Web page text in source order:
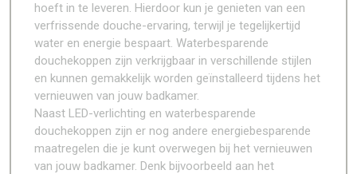
hoeft in te leveren. Hierdoor kun je genieten van een
verfrissende douche-ervaring, terwijl je tegelijkertijd
water en energie bespaart. Waterbesparende
douchekoppen zijn verkrijgbaar in verschillende stijlen
en kunnen gemakkelijk worden geïnstalleerd tijdens het
vernieuwen van jouw badkamer.
Naast LED-verlichting en waterbesparende
douchekoppen zijn er nog andere energiebesparende
maatregelen die je kunt overwegen bij het vernieuwen
van jouw badkamer. Denk bijvoorbeeld aan het